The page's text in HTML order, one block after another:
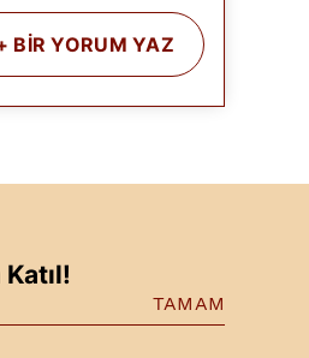
BİR YORUM YAZ
TAMAM